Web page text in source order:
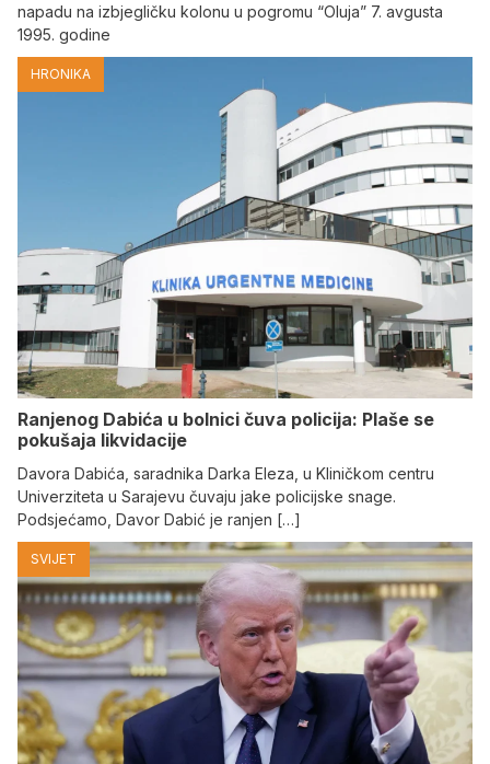
napadu na izbjegličku kolonu u pogromu “Oluja” 7. avgusta
1995. godine
HRONIKA
Ranjenog Dabića u bolnici čuva policija: Plaše se
pokušaja likvidacije
Davora Dabića, saradnika Darka Eleza, u Kliničkom centru
Univerziteta u Sarajevu čuvaju jake policijske snage.
Podsjećamo, Davor Dabić je ranjen […]
SVIJET